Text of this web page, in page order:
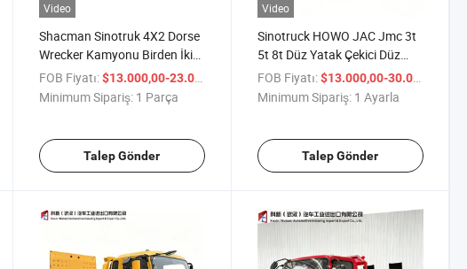
/ Parça
Video
Shacman Sinotruk 4X2 Dorse
Wrecker Kamyonu Birden İkiye
Çekici Ağır Yol Kurtarma Aracı
Acil Çekme Olayı için Otoyol
Kurtarma Hidrolik Eğimli
FOB Fiyatı: $13.000,00-23.000,00
/ Parça
Minimum Sipariş: 1 Parça
Talep Gönder
Video
Sinotruck HOWO JAC Jmc 3t
5t 8t Düz Yatak Çekici Düz
Yatak Kurtarıcı Taşıyıcı Çekici
Hafif Hizmet Düz Yatak
Taşıyıcı Düz Yatak Kurtarma
FOB Fiyatı: $13.000,00-30.000,00
Minimum Sipariş: 1 Ayarla
Talep Gönder